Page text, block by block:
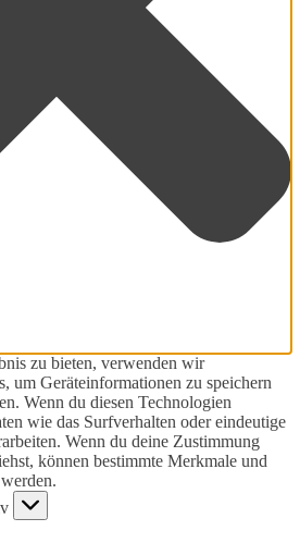
zu bieten, verwenden wir
um Geräteinformationen zu speichern
Wenn du diesen Technologien
wie das Surfverhalten oder eindeutige
Wenn du deine Zustimmung
können bestimmte Merkmale und